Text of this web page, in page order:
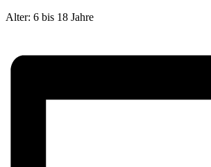
Alter: 6 bis 18 Jahre